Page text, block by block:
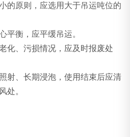
的原则，应选用大于吊运吨位的
平衡，应平缓吊运。
化、污损情况，应及时报废处
射、长期浸泡，使用结束后应清
处。